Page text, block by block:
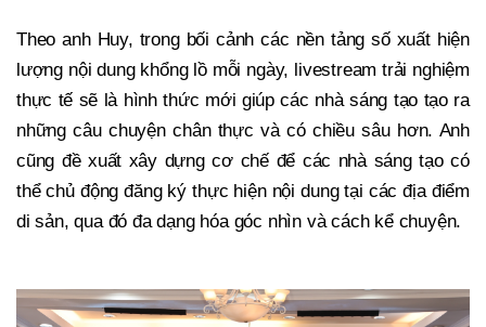
Theo anh Huy, trong bối cảnh các nền tảng số xuất hiện
lượng nội dung khổng lồ mỗi ngày, livestream trải nghiệm
thực tế sẽ là hình thức mới giúp các nhà sáng tạo tạo ra
những câu chuyện chân thực và có chiều sâu hơn. Anh
cũng đề xuất xây dựng cơ chế để các nhà sáng tạo có
thể chủ động đăng ký thực hiện nội dung tại các địa điểm
di sản, qua đó đa dạng hóa góc nhìn và cách kể chuyện.